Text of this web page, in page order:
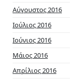
Αύγουστος 2016
Ιούλιος 2016
Ιούνιος 2016
Μάιος 2016
Απρίλιος 2016